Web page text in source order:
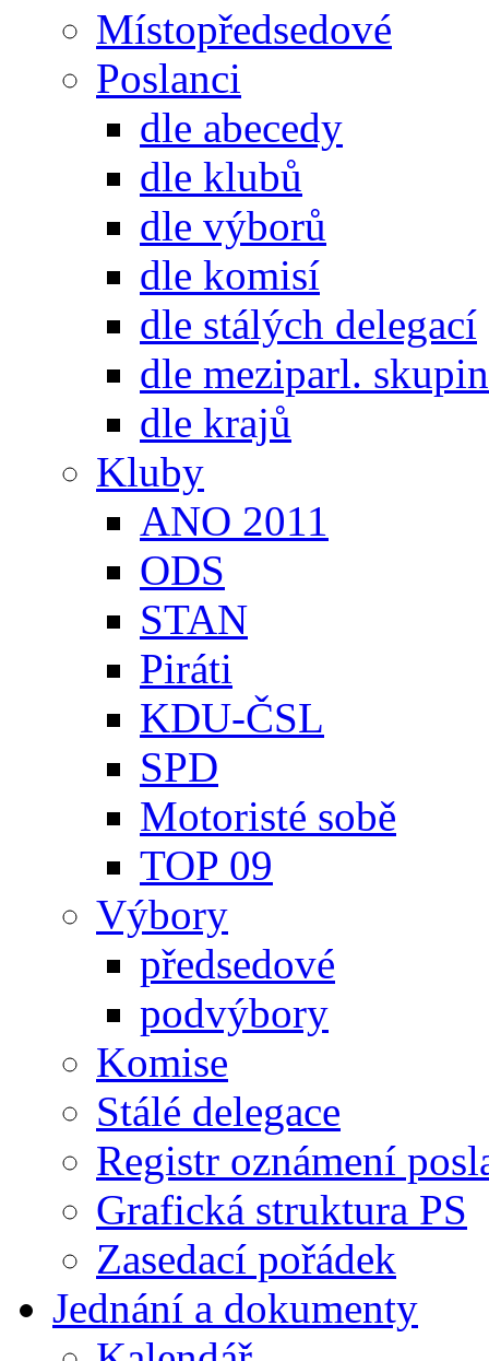
Místopředsedové
Poslanci
dle abecedy
dle klubů
dle výborů
dle komisí
dle stálých delegací
dle meziparl. skupin
dle krajů
Kluby
ANO 2011
ODS
STAN
Piráti
KDU-ČSL
SPD
Motoristé sobě
TOP 09
Výbory
předsedové
podvýbory
Komise
Stálé delegace
Registr oznámení
Grafická struktura PS
Zasedací pořádek
Jednání a dokumenty